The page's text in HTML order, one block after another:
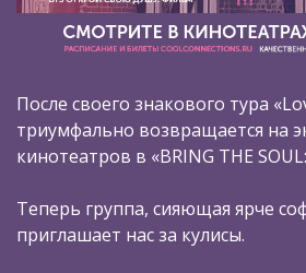
После своего знакового тура
триумфально возвращается на
кинотеатров в «BRING THE
Теперь группа, сияющая ярче
приглашает нас за кулисы.